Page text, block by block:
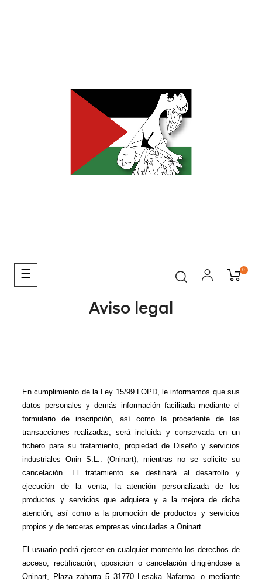
Navegación
de
☰ 0
Aviso legal
En cumplimiento de la Ley 15/99 LOPD, le informamos que sus
datos personales y demás información facilitada mediante el
formulario de inscripción, así como la procedente de las
transacciones realizadas, será incluida y conservada en un
fichero para su tratamiento, propiedad de Diseño y servicios
industriales Onin S.L.. (Oninart), mientras no se solicite su
cancelación. El tratamiento se destinará al desarrollo y
ejecución de la venta, la atención personalizada de los
productos y servicios que adquiera y a la mejora de dicha
atención, así como a la promoción de productos y servicios
propios y de terceras empresas vinculadas a Oninart.
El usuario podrá ejercer en cualquier momento los derechos de
acceso, rectificación, oposición o cancelación dirigiéndose a
Oninart, Plaza zaharra 5 31770 Lesaka Nafarroa. o mediante